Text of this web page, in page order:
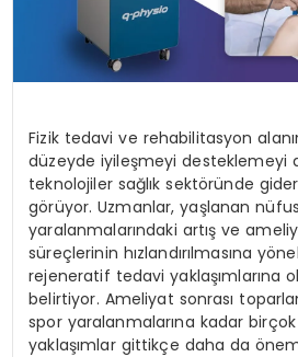
Fizik tedavi ve rehabilitasyon
düzeyde iyileşmeyi desteklemeyi
teknolojiler sağlık sektöründe
görüyor. Uzmanlar, yaşlanan
yaralanmalarındaki artış ve
süreçlerinin hızlandırılmasına
rejeneratif tedavi yaklaşımlarına
belirtiyor. Ameliyat sonrası
spor yaralanmalarına kadar
yaklaşımlar gittikçe daha da